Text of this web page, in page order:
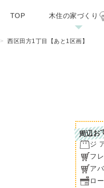
TOP 木住の家づくり
木住の家づくり リフォー
施工例
> 西区田方1丁目【あと1区画】
周辺お
ジ
フ
ア
ロ